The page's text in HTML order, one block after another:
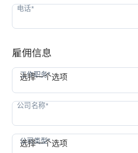
雇佣信息
工作职务*
选择一个选项
公司类型*
选择一个选项